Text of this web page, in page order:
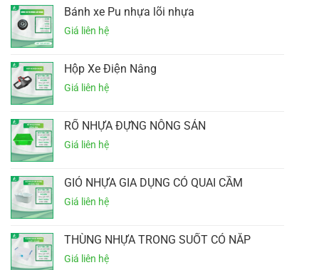
Bánh xe Pu nhựa lõi nhựa
Hộp Xe Điện Nâng
RỔ NHỰA ĐỰNG NÔNG SẢN
GIỎ NHỰA GIA DỤNG CÓ QUAI CẦM
THÙNG NHỰA TRONG SUỐT CÓ NẮP